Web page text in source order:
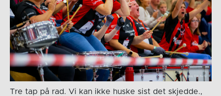
Tre tap på rad. Vi kan ikke huske sist det skjedde.,